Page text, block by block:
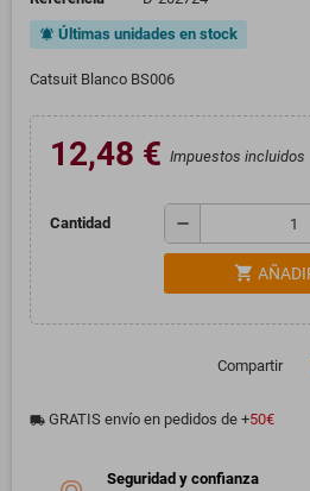
notifications_active Últimas unidades en stock
Catsuit Blanco BS006
12,48 € Impuestos incluidos
Cantidad remove
shopping_cart
Compartir
local_shipping GRATIS envío en pedidos de +50€
Seguridad y confianza